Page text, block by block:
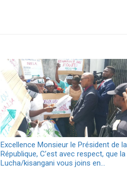
Excellence Monsieur le Président de la
République, C’est avec respect, que la
Lucha/kisangani vous joins en…